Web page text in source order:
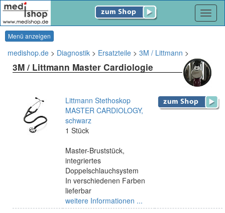
Menü anzeigen
medishop.de > Diagnostik > Ersatzteile > 3M / Littmann >
3M / Littmann Master Cardiologie
Littmann Stethoskop
MASTER CARDIOLOGY,
schwarz
1 Stück
Master-Bruststück,
integriertes
Doppelschlauchsystem
In verschiedenen Farben
lieferbar
weitere Informationen ...